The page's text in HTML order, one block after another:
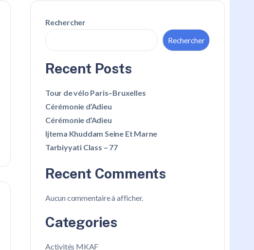
Rechercher
Rechercher
Recent Posts
Tour de vélo Paris–Bruxelles
Cérémonie d’Adieu
Cérémonie d’Adieu
Ijtema Khuddam Seine Et Marne
Tarbiyyati Class – 77
Recent Comments
Aucun commentaire à afficher.
Categories
Activités MKAF